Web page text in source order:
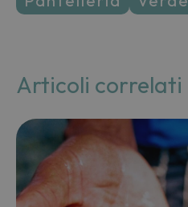
Articoli correlati